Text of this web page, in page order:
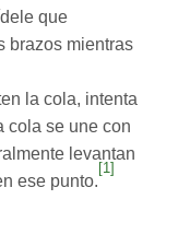
que
brazos mientras
la cola, intenta
cola se une con
levantan
ese punto.
[1]